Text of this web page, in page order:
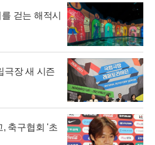
걷는 해적시
극장 새 시즌
, 축구협회 '초